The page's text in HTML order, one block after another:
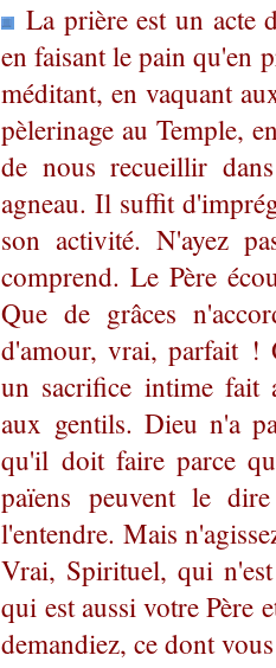
La prière est un acte
en faisant le pain qu'en
méditant, en vaquant
pèlerinage au Temple,
de nous recueillir
agneau. Il suffit
son activité. N'ayez
comprend. Le Père
Que de grâces
d'amour, vrai, parfait !
un sacrifice intime fait
aux gentils. Dieu n'a
qu'il doit faire parce
païens peuvent le
l'entendre. Mais
Vrai, Spirituel, qui
qui est aussi votre Père
demandiez, ce dont